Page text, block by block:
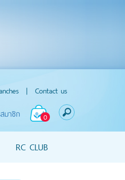
| Contact us
0
มาชิก
RC CLUB